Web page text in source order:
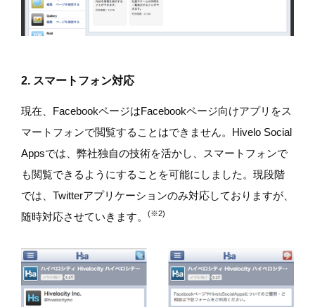
2. スマートフォン対応
現在、FacebookページはFacebookページ向けアプリをス
マートフォンで閲覧することはできません。Hivelo Social
Appsでは、弊社独自の技術を活かし、スマートフォンで
も閲覧できるようにすることを可能にしました。現段階
では、Twitterアプリケーションのみ対応しておりますが、
随時対応させていきます。
(※2)